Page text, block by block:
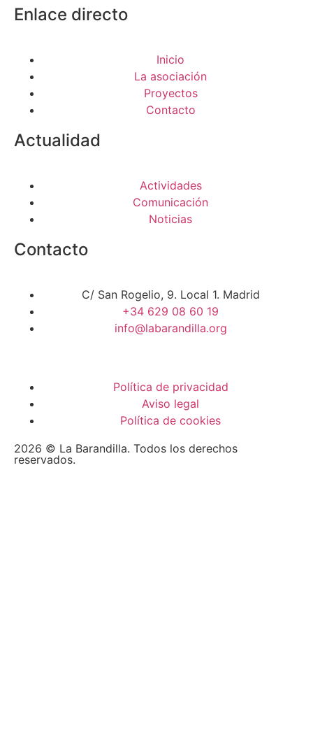
Enlace directo
Inicio
La asociación
Proyectos
Contacto
Actualidad
Actividades
Comunicación
Noticias
Contacto
C/ San Rogelio, 9. Local 1. Madrid
+34 629 08 60 19
info@labarandilla.org
2026 © La Barandilla. Todos los derechos
reservados.
Política de privacidad
Aviso legal
Política de cookies